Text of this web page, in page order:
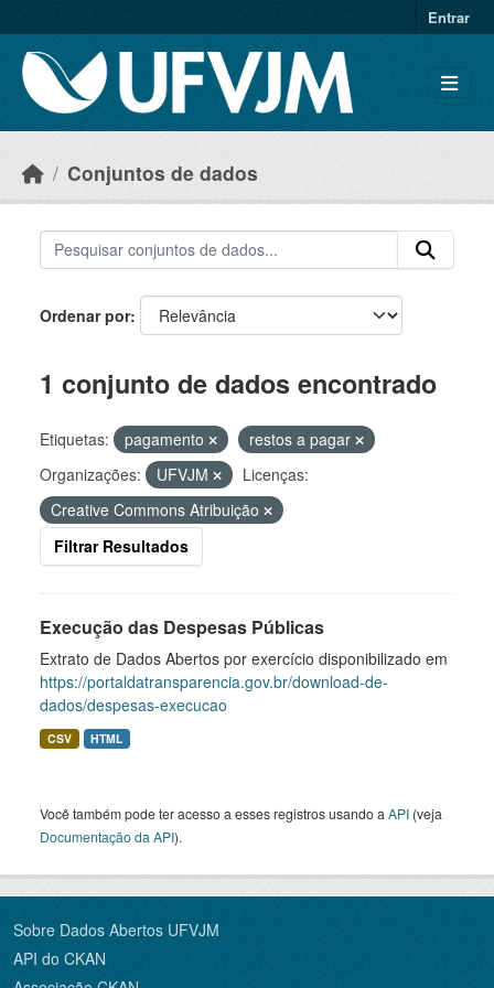
Entrar
Conjuntos de dados
Ordenar por
1 conjunto de dados encontrado
Etiquetas: pagamento
restos a pagar
Organizações:
UFVJM
Licenças:
Creative Commons Atribuição
Filtrar Resultados
Execução das Despesas Públicas
Extrato de Dados Abertos por exercício disponibilizado em
https://portaldatransparencia.gov.br/download-de-
dados/despesas-execucao
CSV HTML
Você também pode ter acesso a esses registros usando a API (veja
Documentação da API).
Sobre Dados Abertos UFVJM
API do CKAN